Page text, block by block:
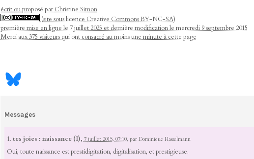
écrit ou proposé parChristine Simon
(site sous licence Creative CommonsBY-NC-SA)
première mise en ligne le 7 juillet 2025 et dernière modification le mercredi 9 septembre 2015
Merci aux 375 visiteurs qui ont consacré au moins une minute à cette page
Messages
1. tes joies : naissance (I), 7 juillet 2015, 07:10, par Dominique Hasselmann
Oui, toute naissance est prestidigitation, digitalisation, et prestigieuse.